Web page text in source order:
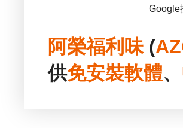
Google
阿榮福利味(
供免安裝軟體、